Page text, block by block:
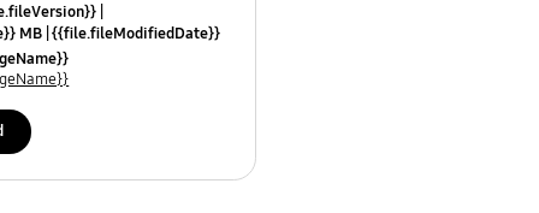
MB {{file.fileModifiedDate}}